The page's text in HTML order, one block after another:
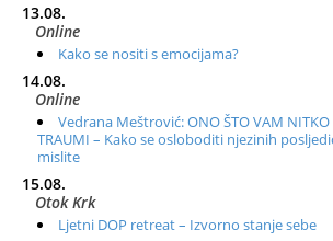
13.08.
Online
Kako se nositi s emocijama?
14.08.
Online
Vedrana Meštrović: ONO ŠTO VAM NITKO
TRAUMI – Kako se osloboditi njezinih
mislite
15.08.
Otok Krk
Ljetni DOP retreat – Izvorno stanje sebe